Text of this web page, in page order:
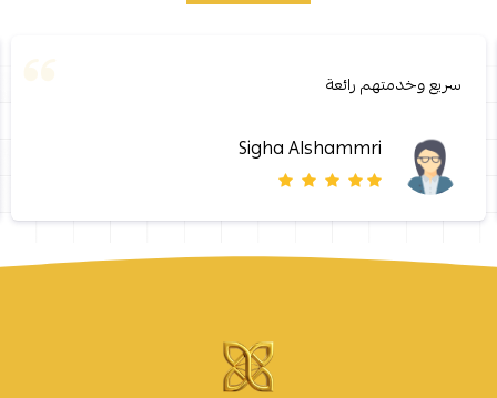
سريع وخدمتهم رائعة
Sigha Alshammri